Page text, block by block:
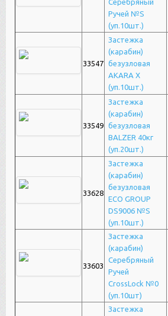
Серебряный
Ручей №S
(уп.10шт.)
33547
Застежка
(карабин)
безузловая
AKARA X
(уп.10шт.)
33549
Застежка
(карабин)
безузловая
BALZER 40кг
(уп.20шт.)
33628
Застежка
(карабин)
безузловая
ECO GROUP
DS9006 №S
(уп.10шт.)
33603
Застежка
(карабин)
Серебряный
Ручей
CrossLock №0
(уп.10шт)
Застежка